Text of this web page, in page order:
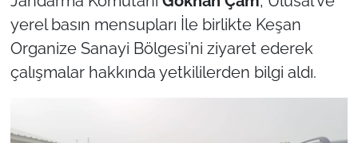
yerel basın mensupları İle birlikte Keşan
Organize Sanayi Bölgesi’ni ziyaret ederek
çalışmalar hakkında yetkililerden bilgi aldı.
Bilim Teknoloji
English News